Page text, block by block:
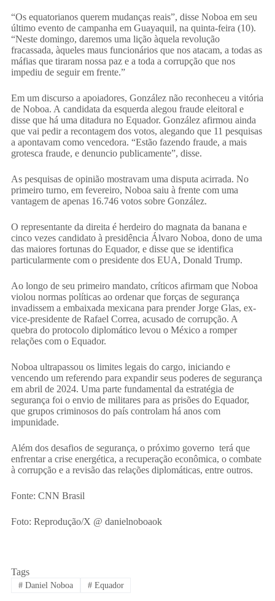
“Os equatorianos querem mudanças reais”, disse Noboa em seu
último evento de campanha em Guayaquil, na quinta-feira (10).
“Neste domingo, daremos uma lição àquela revolução
fracassada, àqueles maus funcionários que nos atacam, a todas as
máfias que tiraram nossa paz e a toda a corrupção que nos
impediu de seguir em frente.”
Em um discurso a apoiadores, González não reconheceu a vitória
de Noboa. A candidata da esquerda alegou fraude eleitoral e
disse que há uma ditadura no Equador. González afirmou ainda
que vai pedir a recontagem dos votos, alegando que 11 pesquisas
a apontavam como vencedora. “Estão fazendo fraude, a mais
grotesca fraude, e denuncio publicamente”, disse.
As pesquisas de opinião mostravam uma disputa acirrada. No
primeiro turno, em fevereiro, Noboa saiu à frente com uma
vantagem de apenas 16.746 votos sobre González.
O representante da direita é herdeiro do magnata da banana e
cinco vezes candidato à presidência Álvaro Noboa, dono de uma
das maiores fortunas do Equador, e disse que se identifica
particularmente com o presidente dos EUA, Donald Trump.
Ao longo de seu primeiro mandato, críticos afirmam que Noboa
violou normas políticas ao ordenar que forças de segurança
invadissem a embaixada mexicana para prender Jorge Glas, ex-
vice-presidente de Rafael Correa, acusado de corrupção. A
quebra do protocolo diplomático levou o México a romper
relações com o Equador.
Noboa ultrapassou os limites legais do cargo, iniciando e
vencendo um referendo para expandir seus poderes de segurança
em abril de 2024. Uma parte fundamental da estratégia de
segurança foi o envio de militares para as prisões do Equador,
que grupos criminosos do país controlam há anos com
impunidade.
Além dos desafios de segurança, o próximo governo terá que
enfrentar a crise energética, a recuperação econômica, o combate
à corrupção e a revisão das relações diplomáticas, entre outros.
Fonte: CNN Brasil
Foto: Reprodução/X @ danielnoboaok
Tags
#Daniel Noboa #Equador